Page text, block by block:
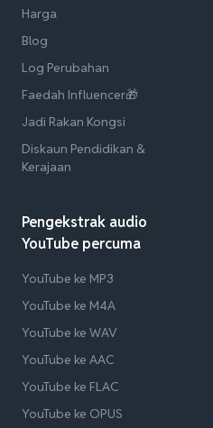
Harga
Blog
Log Perubahan
Faedah Influencer🎁
Jadi Rakan Kongsi
Diskaun Pendidikan &
Kerajaan
Pengekstrak audio
YouTube percuma
YouTube ke MP3
YouTube ke M4A
YouTube ke WAV
YouTube ke AAC
YouTube ke FLAC
YouTube ke OPUS